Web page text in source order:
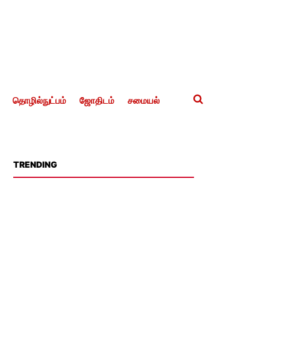
தொழில்நுட்பம் ஜோதிடம் சமையல்
TRENDING